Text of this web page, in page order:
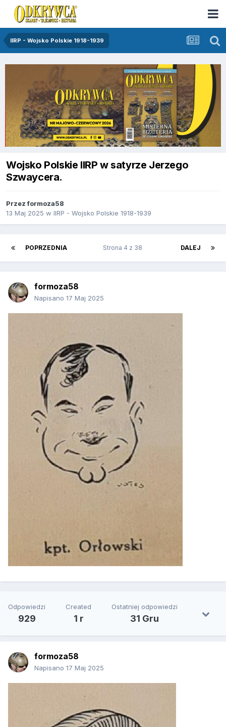
IIRP - Wojsko Polskie 1918-1939
Wojsko Polskie IIRP w satyrze Jerzego
Szwaycera.
Przezformoza58
13 Maj 2025 w IIRP - Wojsko Polskie 1918-1939
POPRZEDNIA DALEJ
Strona 4 z 38
formoza58
Napisano 17 Maj 2025
Odpowiedzi
929
Created
1 r
Ostatniej odpowiedzi
31 Gru
formoza58
Napisano 17 Maj 2025